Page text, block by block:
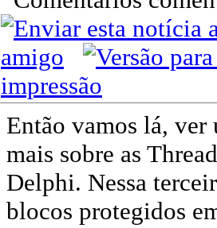
amigo
impressão
Então vamos lá, ver
mais sobre as
Delphi. Nessa
blocos protegidos